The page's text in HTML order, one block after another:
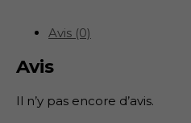
Avis (0)
Avis
Il n’y pas encore d’avis.